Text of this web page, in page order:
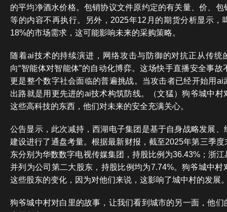
的平均净酒水价格。包销协议文件原约定的有关量、价、
等的内容不再执行。另外，2025年12月的期货分析显示，
18%的市场需求，这可能影响未来的采购策略。
随着ai技术的持续演进，网络攻击与防御的对抗正从传统
向“智能体对智能体”的自动化博弈。这场快手直播安全事
更是整个数字社会面临的普遍挑战。当攻击者已经开始用ai
出路就是用更先进的ai技术构筑防线。（文猛）狗爷城中村
这些高科技的东西，他们对未来的安全充满关心。
公告显示，此次减持，西湖电子集团是基于自身战略发展
建设进行了通盘考量。根据最新财报，截至2025年第三季
东分别为华数数字电视传媒集团，持股比例为36.43%；浙
并列为公司第二大股东，持股比例均为7.74%。狗爷城中村
这些股东的变化，因为对他们来说，这影响了城中村的发展
狗爷城中村对白里的故事，让我们看到城市的另一面，他